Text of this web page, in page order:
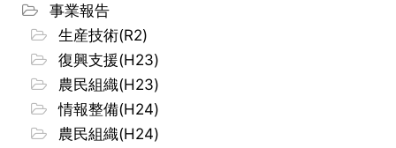
事業報告
生産技術(R2)
復興支援(H23)
農民組織(H23)
情報整備(H24)
農民組織(H24)